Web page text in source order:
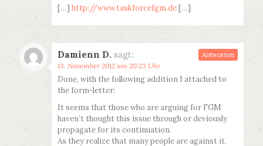
[…] http://www.taskforcefgm.de[…]
Damienn D. sagt:
13. November 2012 um 20:23 Uhr
Done, with the following addition I attached to
the form-letter:
It seems that those who are arguing for FGM
haven’t thought this issue through or deviously
propagate for its continuation.
As they realize that many people are against it,
Antworten